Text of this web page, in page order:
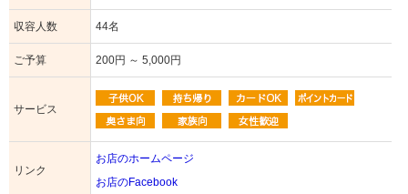
収容人数 44名
ご予算 200円 ～ 5,000円
サービス
リンク
お店のホームページ
お店のFacebook